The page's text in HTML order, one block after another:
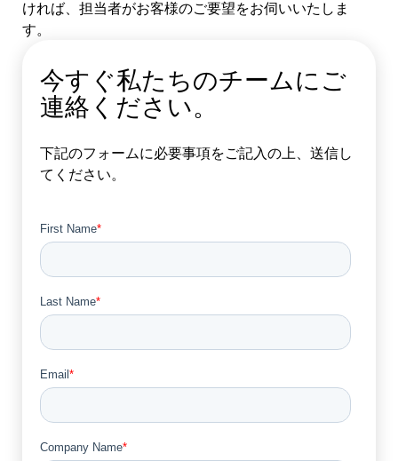
ければ、担当者がお客様のご要望をお伺いいたしま
す。
今すぐ私たちのチームにご
連絡ください。
下記のフォームに必要事項をご記入の上、送信し
てください。